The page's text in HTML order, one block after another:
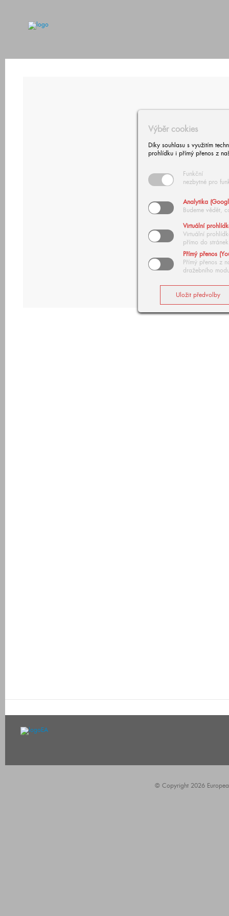
Výběr cookies
Díky souhlasu s využitím
prohlídku i přímý přenos z
Funkční
nezbytné pro
Analytika
Budeme vědět,
Virtuální
Virtuální
přímo do stránek
Přímý přenos
Přímý přenos z
dražebního
© Copyright 2026